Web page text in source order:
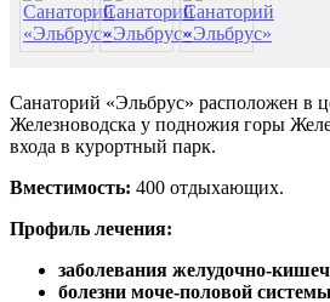
Санаторий «Эльбрус» расположен в
Железноводска у подножия горы
входа в курортный парк.
Вместимость: 400 отдыхающих.
Профиль лечения:
заболевания желудочно-
болезни моче-половой системы